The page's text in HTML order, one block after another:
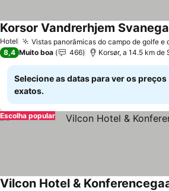
Hotel Vistas panorâmicas do campo de golfe e
Korsor Vandrerhjem
8,4 Muito boa 466 Korsør, a 14.5 km de
Selecione as datas para ver os preços
exatos.
Escolha popular
Vilcon Hotel &